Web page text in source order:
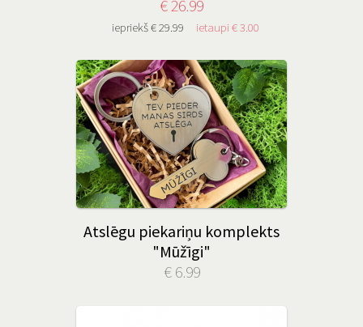
€ 26.99
iepriekš € 29.99 ietaupi € 3.00
Atslēgu piekariņu komplekts
"Mūžīgi"
€ 6.99